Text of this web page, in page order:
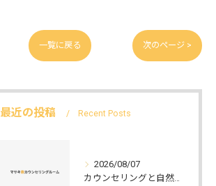
一覧に戻る 次のページ >
最近の投稿 Recent Posts
2026/08/07
カウンセリングと自然環境がつなぐ実践例と環境カウンセラーの役割を解説